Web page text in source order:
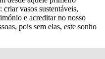
criar vasos sustentáveis,
e acreditar no nosso
pois sem elas, este sonho